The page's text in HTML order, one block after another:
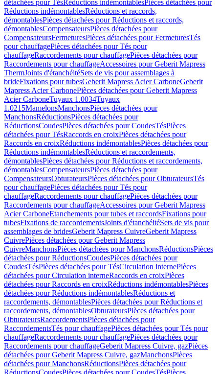
détachées pour TésRéductions indémontablesPièces détachées pour
Réductions indémontablesRéductions et raccords,
démontablesPièces détachées pour Réductions et raccords,
démontablesCompensateursPièces détachées pour
CompensateursFermeturesPièces détachées pour FermeturesTés
pour chauffagePièces détachées pour Tés pour
chauffageRaccordements pour chauffagePièces détachées pour
Raccordements pour chauffageAccessoires pour Geberit Mapress
ThermJoints d'étanchéitéSets de vis pour assemblages à
brideFixations pour tubesGeberit Mapress Acier CarboneGeberit
Mapress Acier CarbonePièces détachées pour Geberit Mapress
Acier CarboneTuyaux 1.0034Tuyaux
1.0215MamelonsManchonsPièces détachées pour
ManchonsRéductionsPièces détachées pour
RéductionsCoudesPièces détachées pour CoudesTésPièces
détachées pour TésRaccords en croixPièces détachées pour
Raccords en croixRéductions indémontablesPièces détachées pour
Réductions indémontablesRéductions et raccordements,
démontablesPièces détachées pour Réductions et raccordements,
démontablesCompensateursPièces détachées pour
CompensateursObturateursPièces détachées pour ObturateursTés
pour chauffagePièces détachées pour Tés pour
chauffageRaccordements pour chauffagePièces détachées pour
Raccordements pour chauffageAccessoires pour Geberit Mapress
Acier CarboneEtanchements pour tubes et raccordsFixations pour
tubesFixations de raccordementsJoints d'étanchéitéSets de vis pour
assemblages de bridesGeberit Mapress CuivreGeberit Mapress
CuivrePièces détachées pour Geberit Mapress
CuivreManchonsPièces détachées pour ManchonsRéductionsPièces
détachées pour RéductionsCoudesPièces détachées pour
CoudesTésPièces détachées pour TésCirculation internePièces
détachées pour Circulation interneRaccords en croixPièces
détachées pour Raccords en croixRéductions indémontablesPièces
détachées pour Réductions indémontablesRéductions et
raccordements, démontablesPièces détachées pour Réductions et
raccordements, démontablesObturateursPièces détachées pour
ObturateursRaccordementsPièces détachées pour
RaccordementsTés pour chauffagePièces détachées pour Tés pour
chauffageRaccordements pour chauffagePièces détachées pour
Raccordements pour chauffageGeberit Mapress Cuivre, gazPièces
détachées pour Geberit Mapress Cuivre, gazManchonsPièces
détachées pour ManchonsRéductionsPièces détachées pour
RéductionsCoudesPièces détachées pour CoudesTésPièces